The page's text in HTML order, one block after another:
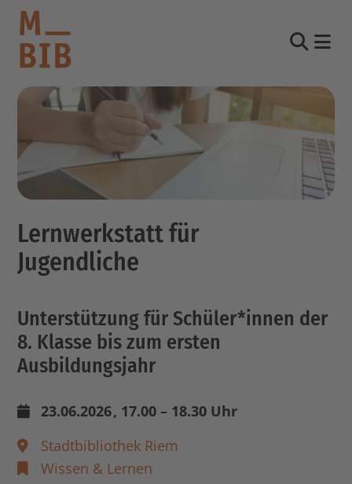
Lernwerkstatt für
Jugendliche
Unterstützung für Schüler*innen der
8. Klasse bis zum ersten
Ausbildungsjahr
23.06.2026, 17.00 – 18.30 Uhr
Stadtbibliothek Riem
Wissen & Lernen
informieren
entdecken
mitmachen
Kontakt
Katalog
English
other languages